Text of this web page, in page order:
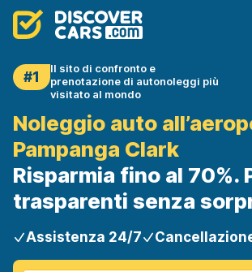
#1
Il sito di confronto e
prenotazione di autonoleggi più
visitato al mondo
Noleggio auto
Pampanga Clark
Risparmia fino al 70%.
trasparenti senza
Assistenza 24/7